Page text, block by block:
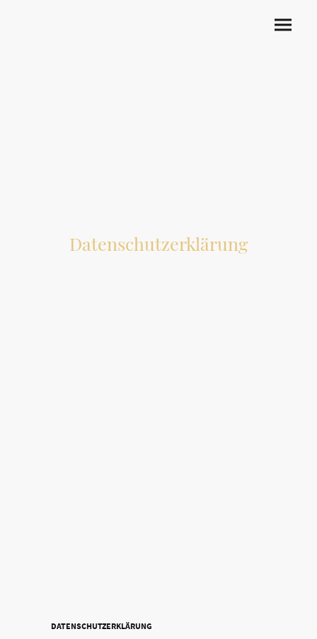
Datenschutzerklärung
DATENSCHUTZERKLÄRUNG